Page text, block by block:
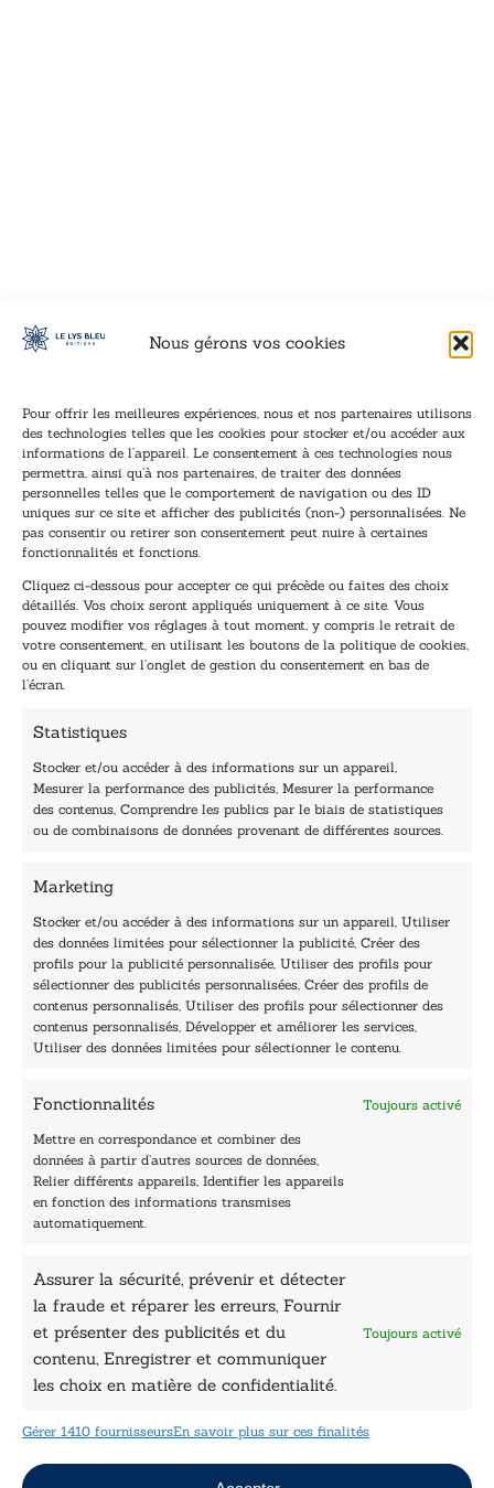
Nous gérons vos cookies
Pour offrir les meilleures expériences, nous et nos partenaires utilisons
des technologies telles que les cookies pour stocker et/ou accéder aux
informations de l’appareil. Le consentement à ces technologies nous
permettra, ainsi qu’à nos partenaires, de traiter des données
personnelles telles que le comportement de navigation ou des ID
uniques sur ce site et afficher des publicités (non-) personnalisées. Ne
pas consentir ou retirer son consentement peut nuire à certaines
fonctionnalités et fonctions.
Cliquez ci-dessous pour accepter ce qui précède ou faites des choix
détaillés. Vos choix seront appliqués uniquement à ce site. Vous
pouvez modifier vos réglages à tout moment, y compris le retrait de
votre consentement, en utilisant les boutons de la politique de cookies,
ou en cliquant sur l’onglet de gestion du consentement en bas de
l’écran.
Statistiques
Stocker et/ou accéder à des informations sur un appareil,
Mesurer la performance des publicités, Mesurer la performance
des contenus, Comprendre les publics par le biais de statistiques
ou de combinaisons de données provenant de différentes sources.
Marketing
Stocker et/ou accéder à des informations sur un appareil, Utiliser
des données limitées pour sélectionner la publicité, Créer des
profils pour la publicité personnalisée, Utiliser des profils pour
sélectionner des publicités personnalisées, Créer des profils de
contenus personnalisés, Utiliser des profils pour sélectionner des
contenus personnalisés, Développer et améliorer les services,
Utiliser des données limitées pour sélectionner le contenu.
Fonctionnalités Toujours activé
Mettre en correspondance et combiner des
données à partir d’autres sources de données,
Relier différents appareils, Identifier les appareils
en fonction des informations transmises
automatiquement.
Assurer la sécurité, prévenir et détecter
la fraude et réparer les erreurs, Fournir
et présenter des publicités et du
contenu, Enregistrer et communiquer
les choix en matière de confidentialité.
Toujours activé
Gérer 1410 fournisseursEn savoir plus sur ces finalités
Inscription à la newsletter
Inscrivez-vous à notre newsletter et recevez nos
dernières nouvelles.
-
m
a
i
l
a
i
l
E
m
a
i
l
*
TENEZ-MOI AU COURANT !
40, rue du Louvre 75001 Paris
Horaires du standard
De mardi à vendredi :
9h - 12h et 13h30 - 16h30
Lundi, samedi et dimanche : fermé
Navigation
Accueil
Les Plumes du Lys Bleu
Prix sciences humaines et sociales
Nos collections
Nos auteurs
Catalogue
Sciences humaines
Pratique
Le Petit Lys
Données légales
Conditions Générales de vente
Politique de cookies
Mentions légales
Jeux concours